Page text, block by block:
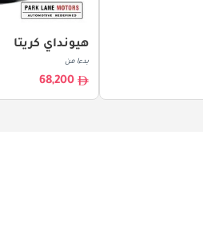
هيونداي كريتا
بدءا من
68,200